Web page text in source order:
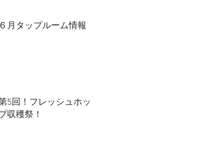
６月タップルーム情報
5回！フレッシュホッ
収穫祭！